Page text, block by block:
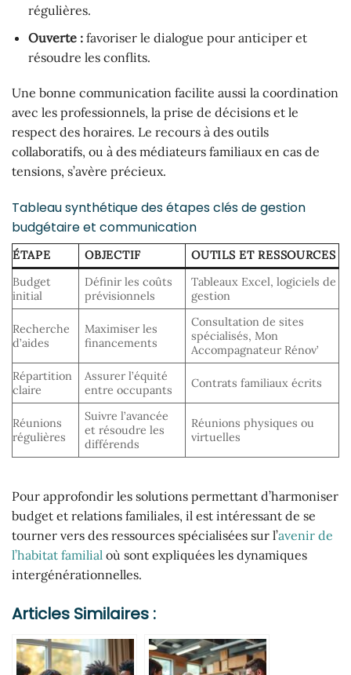
régulières.
Ouverte :favoriser le dialogue pour anticiper et
résoudre les conflits.
Une bonne communication facilite aussi la coordination
avec les professionnels, la prise de décisions et le
respect des horaires. Le recours à des outils
collaboratifs, ou à des médiateurs familiaux en cas de
tensions, s’avère précieux.
Tableau synthétique des étapes clés de gestion
budgétaire et communication
ÉTAPE OBJECTIF
OUTILS ET RESSOURCES
Budget
initial
Définir les coûts
prévisionnels
Tableaux Excel, logiciels de
gestion
Recherche
d’aides
Maximiser les
financements
Consultation de sites
spécialisés, Mon
Accompagnateur Rénov’
Répartition
claire
Assurer l’équité
entre occupants
Contrats familiaux écrits
Réunions
régulières
Suivre l’avancée
et résoudre les
différends
Réunions physiques ou
virtuelles
Pour approfondir les solutions permettant d’harmoniser
budget et relations familiales, il est intéressant de se
tourner vers des ressources spécialisées sur l’avenir de
l’habitat familial où sont expliquées les dynamiques
intergénérationnelles.
Articles Similaires :